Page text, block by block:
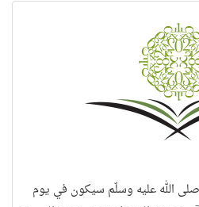
الله عليه وسلّم سيكون في يوم